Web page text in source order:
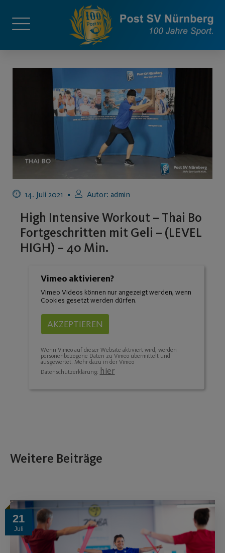
14. Juli 2021 Autor: admin
High Intensive Workout – Thai Bo
Fortgeschritten mit Geli – (LEVEL
HIGH) – 40 Min.
Vimeo aktivieren?
Vimeo Videos können nur angezeigt werden, wenn
Cookies gesetzt werden dürfen.
AKZEPTIEREN
Wenn Vimeo auf dieser Website aktiviert wird, werden
personenbezogene Daten zu Vimeo übermittelt und
ausgewertet. Mehr dazu in der Vimeo
Datenschutzerklärung: hier
Weitere Beiträge
21
Juli